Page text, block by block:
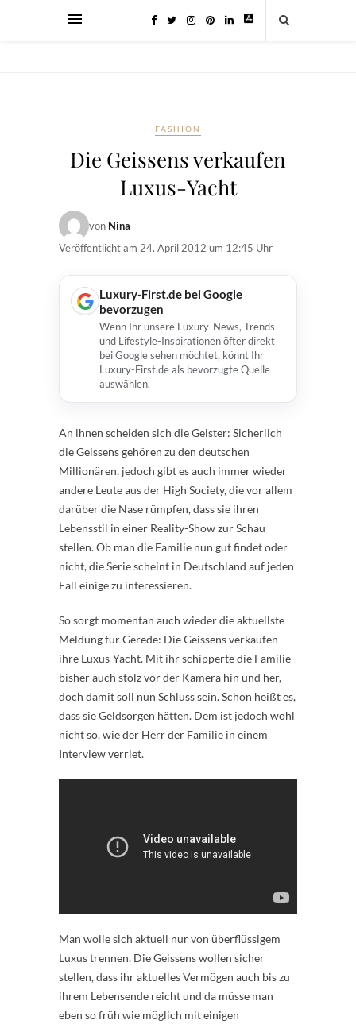
FASHION
Die Geissens verkaufen
Luxus-Yacht
von Nina
Veröffentlicht am 24. April 2012 um 12:45 Uhr
Luxury-First.de bei Google
bevorzugen
Wenn Ihr unsere Luxury-News, Trends
und Lifestyle-Inspirationen öfter direkt
bei Google sehen möchtet, könnt Ihr
Luxury-First.de als bevorzugte Quelle
auswählen.
An ihnen scheiden sich die Geister: Sicherlich
die Geissens gehören zu den deutschen
Millionären, jedoch gibt es auch immer wieder
andere Leute aus der High Society, die vor allem
darüber die Nase rümpfen, dass sie ihren
Lebensstil in einer Reality-Show zur Schau
stellen. Ob man die Familie nun gut findet oder
nicht, die Serie scheint in Deutschland auf jeden
Fall einige zu interessieren.
So sorgt momentan auch wieder die aktuellste
Meldung für Gerede: Die Geissens verkaufen
ihre Luxus-Yacht. Mit ihr schipperte die Familie
bisher auch stolz vor der Kamera hin und her,
doch damit soll nun Schluss sein. Schon heißt es,
dass sie Geldsorgen hätten. Dem ist jedoch wohl
nicht so, wie der Herr der Familie in einem
Interview verriet.
Man wolle sich aktuell nur von überflüssigem
Luxus trennen. Die Geissens wollen sicher
stellen, dass ihr aktuelles Vermögen auch bis zu
ihrem Lebensende reicht und da müsse man
eben so früh wie möglich mit einigen